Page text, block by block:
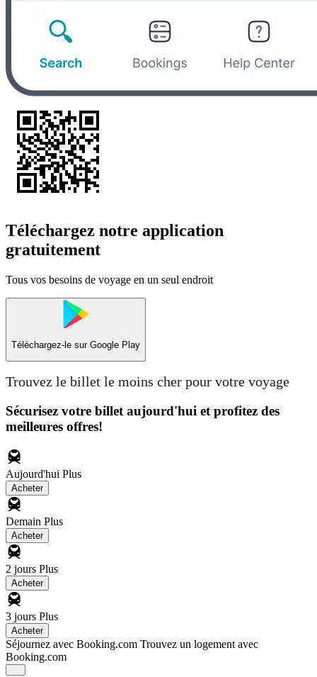
Téléchargez notre application
gratuitement
Tous vos besoins de voyage en un seul endroit
Téléchargez-le sur Google Play
Trouvez le billet le moins cher pour votre voyage
Sécurisez votre billet aujourd'hui et profitez des
meilleures offres!
Aujourd'hui Plus
Acheter
Demain Plus
Acheter
2 jours Plus
Acheter
3 jours Plus
Acheter
Séjournez avec Booking.com Trouvez un logement avec
Booking.com